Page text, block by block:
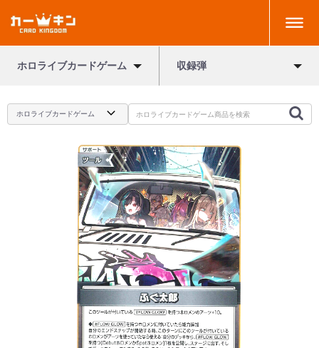
ホロライブカードゲーム 収録弾